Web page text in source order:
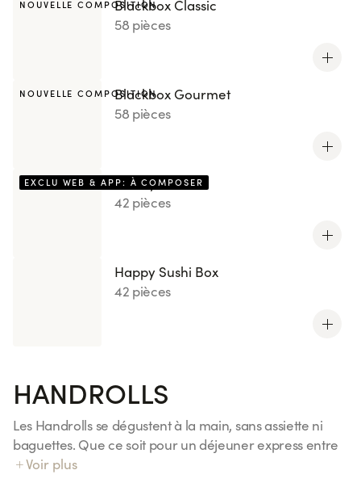
NOUVELLE COMPOSITIONBlackbox Classic
58 pièces
NOUVELLE COMPOSITIONBlackbox Gourmet
58 pièces
EXCLU WEB & APP: À COMPOSER
Box by You
42 pièces
Happy Sushi Box
42 pièces
HANDROLLS
Les Handrolls se dégustent à la main, sans assiette ni
baguettes. Que ce soit pour un déjeuner express entre
deux réunions, un dîner à emporter dans le train ou un
Voir plus